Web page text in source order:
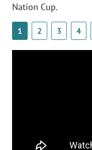
Nation Cup.
1 2 3 4
WN
PAPUA
WN
SERAMBI